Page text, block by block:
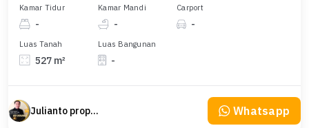
Kamar Tidur
-
Kamar Mandi
-
Carport
-
Luas Tanah
527 m²
Luas Bangunan
-
Julianto property Julianto Whatsapp